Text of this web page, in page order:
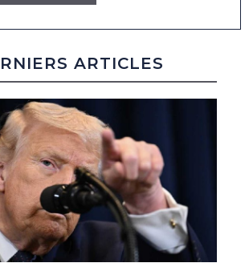
ARTICLES